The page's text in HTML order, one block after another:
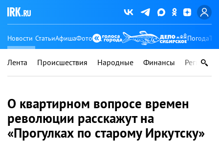
Новости СтатьиАфишаФото Погода
Лента Происшествия Народные Финансы Регионы
О квартирном вопросе времен
революции расскажут на
«Прогулках по старому Иркутску»